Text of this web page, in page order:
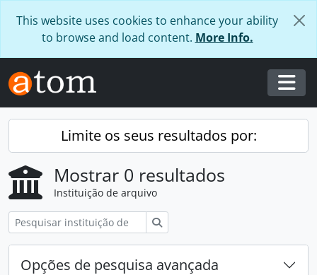
This website uses cookies to enhance your ability
to browse and load content. More Info.
Limite os seus resultados por:
Mostrar 0 resultados
Instituição de arquivo
Opções de pesquisa avançada